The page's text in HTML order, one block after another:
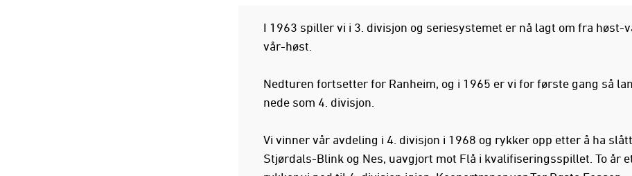
I 1963 spiller vi i 3. divisjon og seriesystemet er nå lagt om fra høst-
vår-høst.
Nedturen fortsetter for Ranheim, og i 1965 er vi for første gang så
nede som 4. divisjon.
Vi vinner vår avdeling i 4. divisjon i 1968 og rykker opp etter å ha slått
Stjørdals-Blink og Nes, uavgjort mot Flå i kvalifiseringsspillet. To år